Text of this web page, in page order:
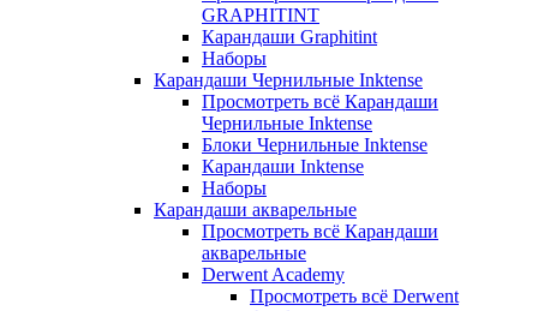
GRAPHITINT
Карандаши Graphitint
Наборы
Карандаши Чернильные Inktense
Просмотреть всё Карандаши
Чернильные Inktense
Блоки Чернильные Inktense
Карандаши Inktense
Наборы
Карандаши акварельные
Просмотреть всё Карандаши
акварельные
Derwent Academy
Просмотреть всё Derwent